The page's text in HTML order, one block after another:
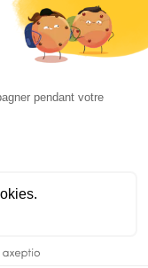
pendant votre
CGU